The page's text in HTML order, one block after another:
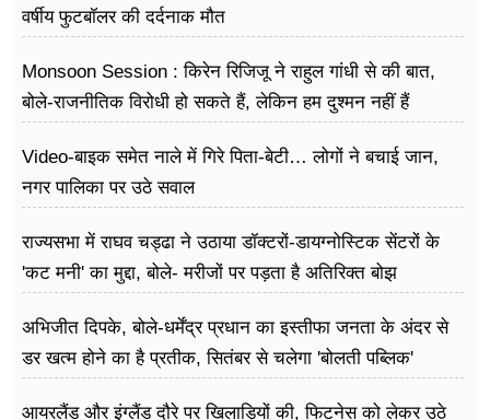
वर्षीय फुटबॉलर की दर्दनाक मौत
Monsoon Session : किरेन रिजिजू ने राहुल गांधी से की बात,
बोले-राजनीतिक विरोधी हो सकते हैं, लेकिन हम दुश्मन नहीं हैं
Video-बाइक समेत नाले में गिरे पिता-बेटी… लोगों ने बचाई जान,
नगर पालिका पर उठे सवाल
राज्यसभा में राघव चड्ढा ने उठाया डॉक्टरों-डायग्नोस्टिक सेंटरों के
'कट मनी' का मुद्दा, बोले- मरीजों पर पड़ता है अ​तिरिक्त बोझ
अभिजीत दिपके, बोले-धर्मेंद्र प्रधान का इस्तीफा जनता के अंदर से
डर खत्म होने का है प्रतीक, सितंबर से चलेगा 'बोलती पब्लिक'
आयरलैंड और इंग्लैंड दौरे पर खिलाड़ियों की, फिटनेस को लेकर उठे